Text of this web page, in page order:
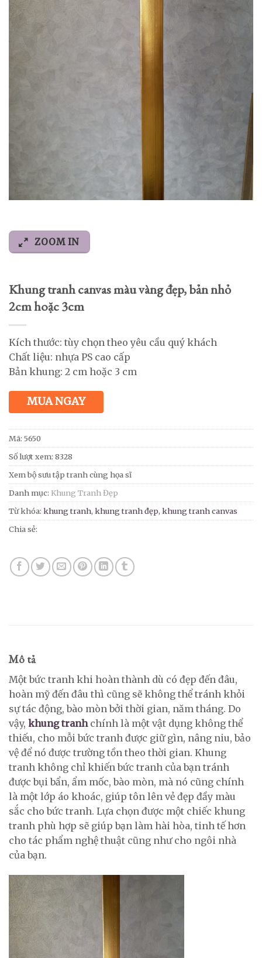
ZOOM IN
Khung tranh canvas màu vàng đẹp, bản nhỏ
2cm hoặc 3cm
Kích thước: tùy chọn theo yêu cầu quý khách
Chất liệu: nhựa PS cao cấp
Bản khung: 2 cm hoặc 3 cm
MUA NGAY
Mã: 5650
Số lượt xem: 8328
Xem bộ sưu tập tranh cùng họa sĩ
Danh mục: Khung Tranh Đẹp
Từ khóa: khung tranh, khung tranh đẹp, khung tranh canvas
Chia sẻ:
Mô tả
Một bức tranh khi hoàn thành dù có đẹp đến đâu,
hoàn mỹ đến đâu thì cũng sẽ không thể tránh khỏi
sự tác động, bào mòn bởi thời gian, năm tháng. Do
vậy, khung tranhchính là một vật dụng không thể
thiếu, cho mỗi bức tranh được giữ gìn, nâng niu, bảo
vệ để nó được trường tồn theo thời gian. Khung
tranh không chỉ khiến bức tranh của bạn tránh
được bụi bẩn, ẩm mốc, bào mòn, mà nó cũng chính
là một lớp áo khoác, giúp tôn lên vẻ đẹp đầy màu
sắc cho bức tranh. Lựa chọn được một chiếc khung
tranh phù hợp sẽ giúp bạn làm hài hòa, tinh tế hơn
cho tác phẩm nghệ thuật cũng như cho ngôi nhà
của bạn.